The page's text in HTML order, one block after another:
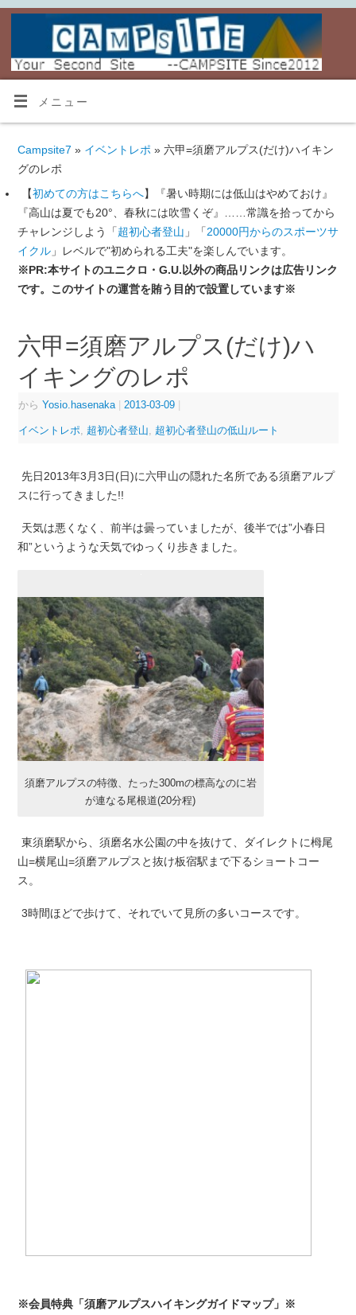
メニュー
Campsite7 » イベントレポ » 六甲=須磨アルプス(だけ)ハイキン
グのレポ
【初めての方はこちらへ】『暑い時期には低山はやめておけ』
『高山は夏でも20°、春秋には吹雪くぞ』……常識を拾ってから
チャレンジしよう「超初心者登山 」「20000円からのスポーツサ
イクル」レベルで"初められる工夫"を楽しんでいます。
※PR:本サイトのユニクロ・G.U.以外の商品リンクは広告リンク
です。このサイトの運営を賄う目的で設置しています※
六甲=須磨アルプス(だけ)ハ
イキングのレポ
から Yosio.hasenaka 2013-03-09
イベントレポ 超初心者登山 超初心者登山の低山ルート
先日2013年3月3日(日)に六甲山の隠れた名所である須磨アルプ
スに行ってきました!!
天気は悪くなく、前半は曇っていましたが、後半では”小春日
和”というような天気でゆっくり歩きました。
須磨アルプスの特徴、たった300mの標高なのに岩
が連なる尾根道(20分程)
東須磨駅から、須磨名水公園の中を抜けて、ダイレクトに栂尾
山=横尾山=須磨アルプスと抜け板宿駅まで下るショートコー
ス。
3時間ほどで歩けて、それでいて見所の多いコースです。
※会員特典「須磨アルプスハイキングガイドマップ」※